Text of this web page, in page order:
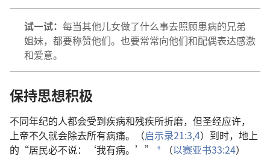
试一试： 每当其他儿女做了什么事去照顾患病的兄弟
姐妹， 都要称赞他们。 也要常常向他们和配偶表达感激
和爱意。
保持思想积极
不同年纪的人都会受到疾病和残疾所折磨， 但圣经应许，
上帝不久就会除去所有病痛。（启示录21:3,4） 到时， 地 上
的 “居民必不说：‘我有病。’” * （以赛亚书33:24）